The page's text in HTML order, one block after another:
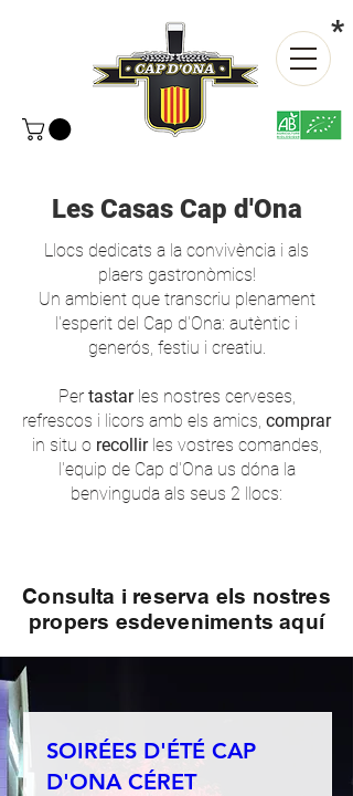
*
Les Casas Cap d'Ona
Llocs dedicats a la convivència i als
plaers gastronòmics!
Un ambient que transcriu plenament
l'esperit del Cap d'Ona: autèntic i
generós, festiu i creatiu.
Per tastarles nostres cerveses,
refrescos i licors amb els amics, comprar
in situ o recollirles vostres comandes,
l'equip de Cap d'Ona us dóna la
benvinguda als seus 2 llocs:
Consulta i reserva els nostres
propers esdeveniments aquí
SOIRÉES D'ÉTÉ CAP
D'ONA CÉRET